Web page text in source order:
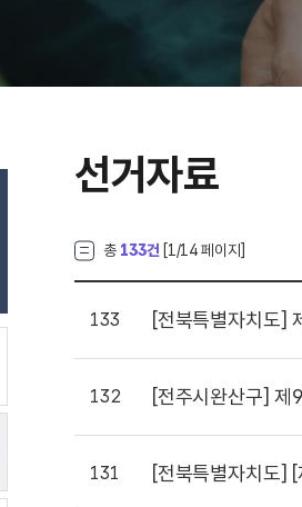
선거자료
총 133건 [1 /14 페이지]
133 [전북특별자치도]
132 [전주시완산구] 제
131 [전북특별자치도] [